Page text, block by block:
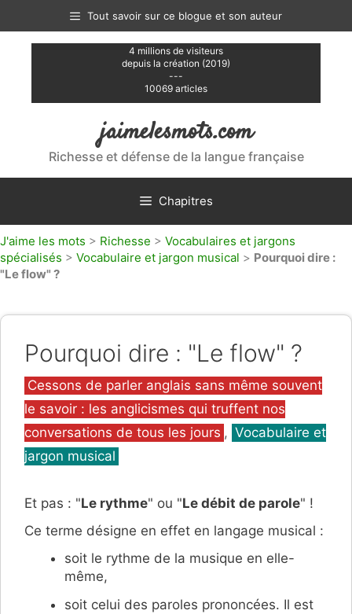
contenu
Tout savoir sur ce blogue et son auteur
4 millions de visiteurs
depuis la création (2019)
---
10069 articles
jaimelesmots.com
Richesse et défense de la langue française
Chapitres
J'aime les mots > Richesse > Vocabulaires et jargons
spécialisés > Vocabulaire et jargon musical > Pourquoi dire :
"Le flow" ?
Pourquoi dire : "Le flow" ?
Catégories
Cessons de parler anglais sans même souvent
le savoir : les anglicismes qui truffent nos
conversations de tous les jours , Vocabulaire et
jargon musical
Et pas : "Le rythme" ou "Le débit de parole" !
Ce terme désigne en effet en langage musical :
soit le rythme de la musique en elle-
même,
soit celui des paroles prononcées. Il est